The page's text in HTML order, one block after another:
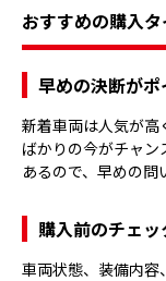
おすすめの購入
早めの決断がポ
新着車両は人気が高
ばかりの今がチャン
あるので、早めの問
購入前のチェッ
車両状態、装備内容